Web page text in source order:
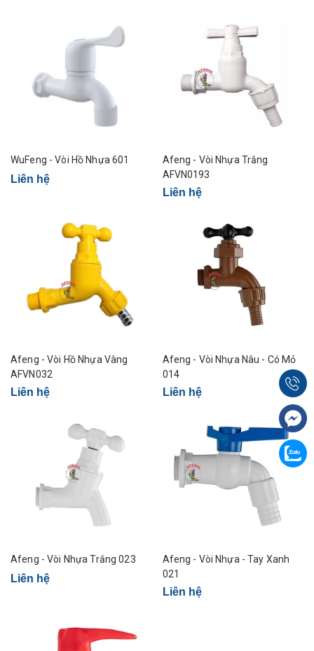
WuFeng - Vòi Hồ Nhựa 601
Liên hệ
Afeng - Vòi Nhựa Trắng
AFVN0193
Liên hệ
Afeng - Vòi Hồ Nhựa Vàng
AFVN032
Liên hệ
Afeng - Vòi Nhựa Nâu - Có Mỏ
014
Liên hệ
Afeng - Vòi Nhựa Trắng 023
Liên hệ
Afeng - Vòi Nhựa - Tay Xanh
021
Liên hệ